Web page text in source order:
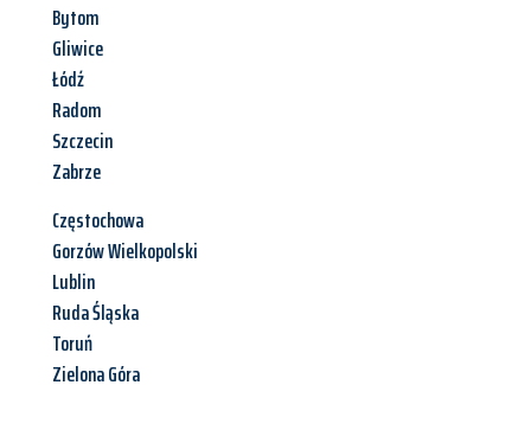
Bytom
Gliwice
Łódź
Radom
Szczecin
Zabrze
Częstochowa
Gorzów Wielkopolski
Lublin
Ruda Śląska
Toruń
Zielona Góra